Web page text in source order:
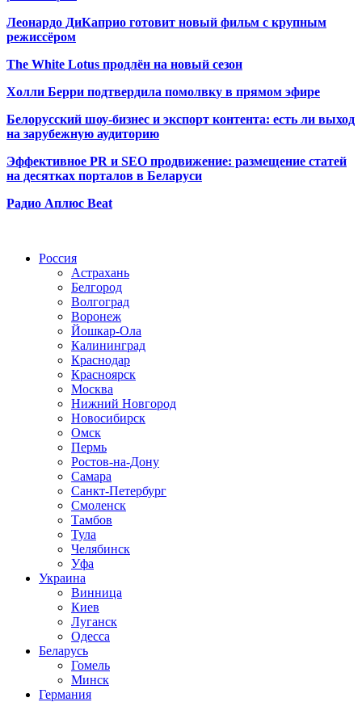
Леонардо ДиКаприо готовит новый фильм с крупным
режиссёром
The White Lotus продлён на новый сезон
Холли Берри подтвердила помолвку в прямом эфире
Белорусский шоу-бизнес и экспорт контента: есть ли выход
на зарубежную аудиторию
Эффективное PR и SEO продвижение: размещение статей
на десятках порталов в Беларуси
Радио Аплюс Beat
Россия
Астрахань
Белгород
Волгоград
Воронеж
Йошкар-Ола
Калининград
Краснодар
Красноярск
Москва
Нижний Новгород
Новосибирск
Омск
Пермь
Ростов-на-Дону
Самара
Санкт-Петербург
Смоленск
Тамбов
Тула
Челябинск
Уфа
Украина
Винница
Киев
Луганск
Одесса
Беларусь
Гомель
Минск
Германия